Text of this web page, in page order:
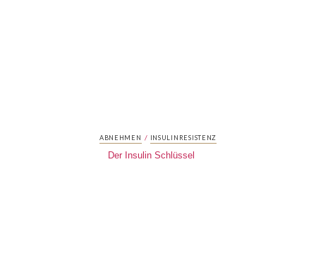
ABNEHMEN / INSULINRESISTENZ
Der Insulin Schlüssel